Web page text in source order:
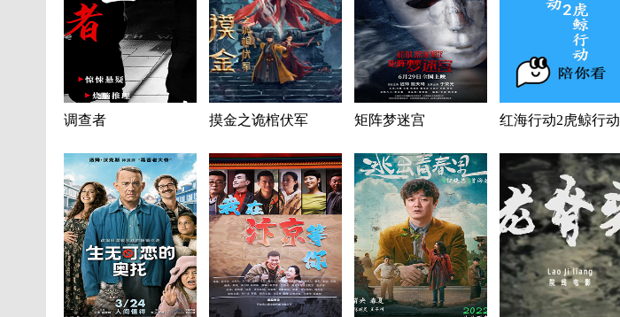
调查者 摸金之诡棺伏军 矩阵梦迷宫 红海行动2虎鲸行动